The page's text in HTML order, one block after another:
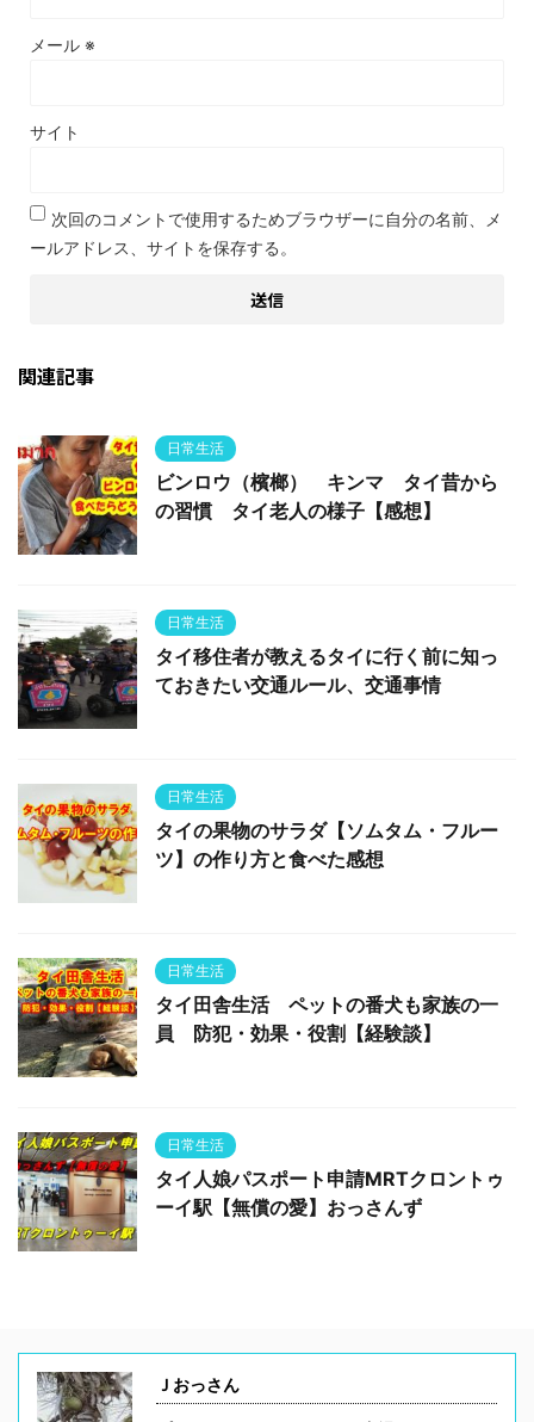
メール ※
サイト
次回のコメントで使用するためブラウザーに自分の名前、メ
ールアドレス、サイトを保存する。
関連記事
日常生活
ビンロウ（檳榔） キンマ タイ昔から
の習慣 タイ老人の様子【感想】
日常生活
タイ移住者が教えるタイに行く前に知っ
ておきたい交通ルール、交通事情
日常生活
タイの果物のサラダ【ソムタム・フルー
ツ】の作り方と食べた感想
日常生活
タイ田舎生活 ペットの番犬も家族の一
員 防犯・効果・役割【経験談】
日常生活
タイ人娘パスポート申請MRTクロントゥ
ーイ駅【無償の愛】おっさんず
Ｊおっさん